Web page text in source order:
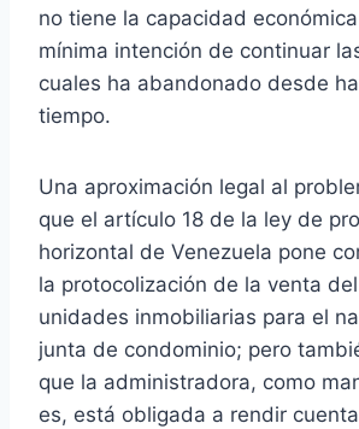
no tiene la capacidad
mínima intención de continuar
cuales ha abandonado desde
tiempo.
Una aproximación legal al
que el artículo 18 de la ley de
horizontal de Venezuela pone
la protocolización de la venta
unidades inmobiliarias para el
junta de condominio; pero
que la administradora, como
es, está obligada a rendir